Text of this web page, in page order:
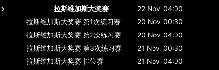
拉斯维加斯大奖赛
22 Nov 04:00
拉斯维加斯大奖赛 第1次练习赛 20 Nov 00:30
拉斯维加斯大奖赛 第2次练习赛 20 Nov 04:00
拉斯维加斯大奖赛 第3次练习赛 21 Nov 00:30
拉斯维加斯大奖赛 排位赛 21 Nov 04:00